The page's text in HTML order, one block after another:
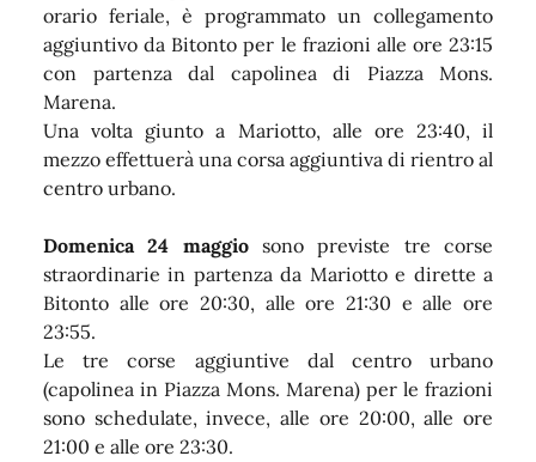
orario feriale, è programmato un collegamento
aggiuntivo da Bitonto per le frazioni alle ore 23:15
con partenza dal capolinea di Piazza Mons.
Marena.
Una volta giunto a Mariotto, alle ore 23:40, il
mezzo effettuerà una corsa aggiuntiva di rientro al
centro urbano.
Domenica 24 maggiosono previste tre corse
straordinarie in partenza da Mariotto e dirette a
Bitonto alle ore 20:30, alle ore 21:30 e alle ore
23:55.
Le tre corse aggiuntive dal centro urbano
(capolinea in Piazza Mons. Marena) per le frazioni
sono schedulate, invece, alle ore 20:00, alle ore
21:00 e alle ore 23:30.